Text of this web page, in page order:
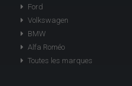
Ford
Volkswagen
BMW
Alfa Roméo
Toutes les marques